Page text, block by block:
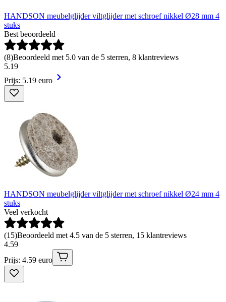
HANDSON meubelglijder viltglijder met schroef nikkel Ø28 mm 4
stuks
Best beoordeeld
(8)Beoordeeld met 5.0 van de 5 sterren, 8 klantreviews
5.19
Prijs: 5.19 euro
HANDSON meubelglijder viltglijder met schroef nikkel Ø24 mm 4
stuks
Veel verkocht
(15)Beoordeeld met 4.5 van de 5 sterren, 15 klantreviews
4.59
Prijs: 4.59 euro